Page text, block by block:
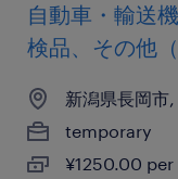
自動車・輸送
検品、その他
新潟県長岡市
temporary
¥1250.00